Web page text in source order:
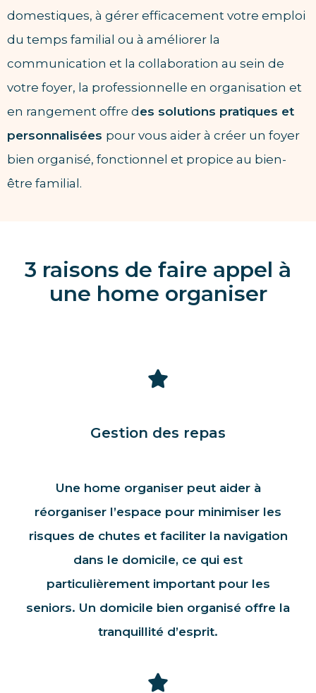
domestiques, à gérer efficacement votre emploi
du temps familial ou à améliorer la
communication et la collaboration au sein de
votre foyer, la professionnelle en organisation et
en rangement offre des solutions pratiques et
personnalisées pour vous aider à créer un foyer
bien organisé, fonctionnel et propice au bien-
être familial.
3 raisons de faire appel à
une home organiser
Gestion des repas
Une home organiser peut aider à
réorganiser l’espace pour minimiser les
risques de chutes et faciliter la navigation
dans le domicile, ce qui est
particulièrement important pour les
seniors. Un domicile bien organisé offre la
tranquillité d’esprit.